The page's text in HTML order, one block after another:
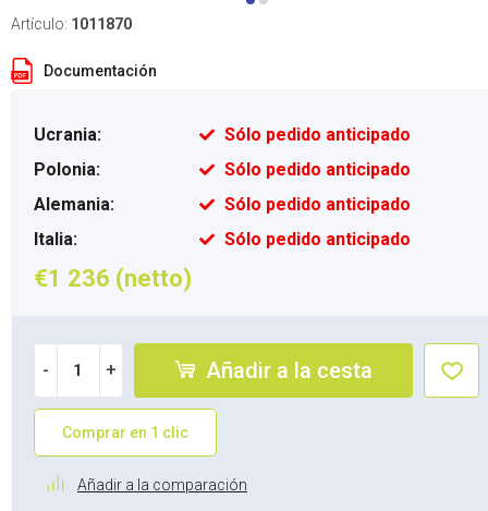
Artículo: 1011870
Documentación
Ucrania:
Sólo pedido anticipado
Polonia:
Sólo pedido anticipado
Alemania:
Sólo pedido anticipado
Italia:
Sólo pedido anticipado
€1 236 (netto)
- + Añadir a la cesta
Comprar en 1 clic
Añadir a la comparación